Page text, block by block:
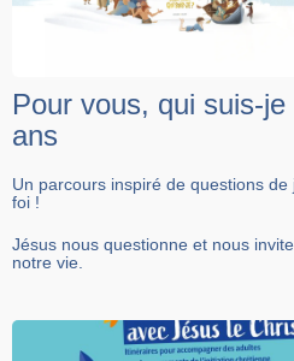
Pour vous, qui suis-
ans
Un parcours inspiré de questions
foi !
Jésus nous questionne et nous
notre vie. ​